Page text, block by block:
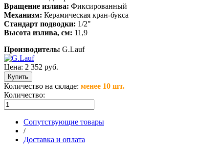
Вращение излива: Фиксированный
Механизм: Керамическая кран-букса
Стандарт подводки: 1/2"
Высота излива, см: 11,9
Производитель: G.Lauf
Цена: 2 352 руб.
Количество на складе: менее 10 шт.
Количество:
Сопутствующие товары
/
Доставка и оплата